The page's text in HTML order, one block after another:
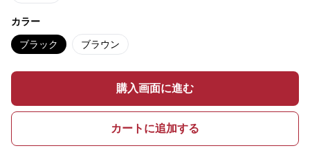
カラー
ブラック ブラウン
購入画面に進む
カートに追加する